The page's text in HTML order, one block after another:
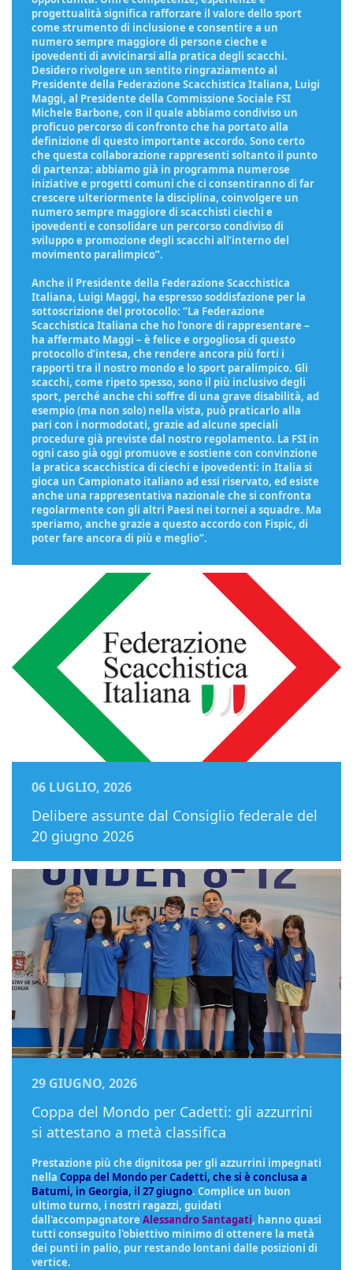
progettualità significa rafforzare il valore dello sport
come strumento di inclusione e consentire a un
numero sempre maggiore di persone cieche e
ipovedenti di avvicinarsi alla pratica degli scacchi.
Desidero rivolgere un sentito ringraziamento al
Presidente della Federazione Scacchistica Italiana, Luigi
Maggi, al Presidente della Commissione Sociale FSI
Michele Barbone, con il quale abbiamo condiviso un
proficuo percorso di confronto che ha portato alla
definizione di questo importante accordo. Sono certo
che questa collaborazione rappresenti soltanto il punto
di partenza: abbiamo già in programma numerose
iniziative e progetti comuni che ci consentiranno di far
crescere ulteriormente la disciplina, coinvolgere un
numero sempre maggiore di scacchisti ciechi e
ipovedenti e consolidare un percorso condiviso di
sviluppo e promozione degli scacchi all’interno del
movimento paralimpico”.
Anche il Presidente della Federazione Scacchistica
Italiana, Luigi Maggi, ha espresso soddisfazione per la
sottoscrizione del protocollo: “La Federazione
Scacchistica Italiana che ho l’onore di rappresentare –
ha affermato Maggi – è felice e orgogliosa di questo
protocollo d’intesa, che rendere ancora più forti i
rapporti tra il nostro mondo e lo sport paralimpico. Gli
scacchi, come ripeto spesso, sono il più inclusivo degli
sport, perché anche chi soffre di una grave disabilità, ad
esempio (ma non solo) nella vista, può praticarlo alla
pari con i normodotati, grazie ad alcune speciali
procedure già previste dal nostro regolamento. La FSI in
ogni caso già oggi promuove e sostiene con convinzione
la pratica scacchistica di ciechi e ipovedenti: in Italia si
gioca un Campionato italiano ad essi riservato, ed esiste
anche una rappresentativa nazionale che si confronta
regolarmente con gli altri Paesi nei tornei a squadre. Ma
speriamo, anche grazie a questo accordo con Fispic, di
poter fare ancora di più e meglio”.
06 LUGLIO, 2026
Delibere assunte dal Consiglio federale del
20 giugno 2026
29 GIUGNO, 2026
Coppa del Mondo per Cadetti: gli azzurrini
si attestano a metà classifica
Prestazione più che dignitosa per gli azzurrini impegnati
nella Coppa del Mondo per Cadetti, che si è conclusa a
Batumi, in Georgia, il 27 giugno. Complice un buon
ultimo turno, i nostri ragazzi, guidati
dall'accompagnatore Alessandro Santagati, hanno quasi
tutti conseguito l'obiettivo minimo di ottenere la metà
dei punti in palio, pur restando lontani dalle posizioni di
vertice.